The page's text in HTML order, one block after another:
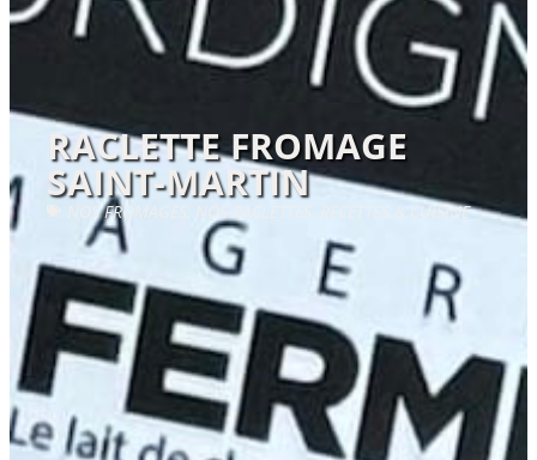
RACLETTE FROMAGE
SAINT-MARTIN
NOS FROMAGES RECETTES & CUISINE